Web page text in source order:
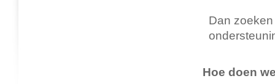
Dan
Hoe doen